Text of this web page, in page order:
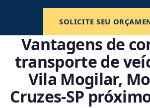
SOLICITE SEU
Vantagens de
transporte de
Vila Mogilar,
Cruzes‑SP